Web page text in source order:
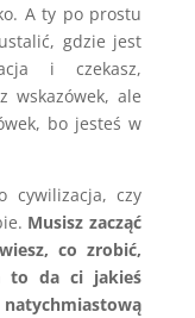
A ty po prostu
gdzie jest
i czekasz,
wskazówek, ale
bo jesteś w
cywilizacja, czy
Musisz zacząć
co zrobić,
to da ci jakieś